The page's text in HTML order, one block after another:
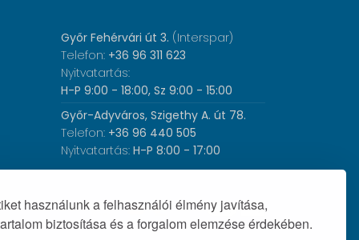
használunk a felhasználói élmény javítása,
biztosítása és a forgalom elemzése érdekében.
Győr Fehérvári út 3. (Interspar)
Telefon: +36 96 311 623
Nyitvatartás:
H-P 9:00 - 18:00, Sz 9:00 - 15:00
Győr-Adyváros, Szigethy A. út 78.
Telefon: +36 96 440 505
Nyitvatartás: H-P 8:00 - 17:00